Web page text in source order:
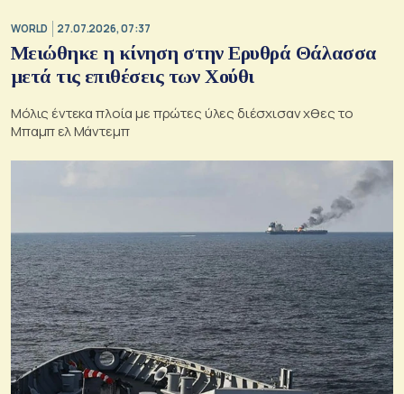
WORLD 27.07.2026, 07:37
Μειώθηκε η κίνηση στην Ερυθρά Θάλασσα
μετά τις επιθέσεις των Χούθι
Μόλις έντεκα πλοία με πρώτες ύλες διέσχισαν χθες το
Μπαμπ ελ Μάντεμπ